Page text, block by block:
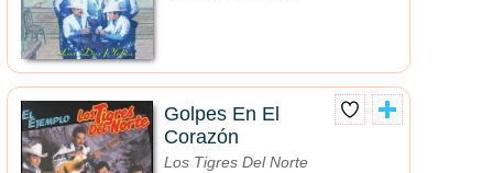
Golpes En El
Corazón
Los Tigres Del Norte